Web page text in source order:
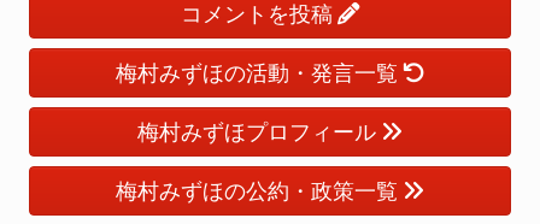
コメントを投稿
梅村みずほの活動・発言一覧
梅村みずほプロフィール
梅村みずほの公約・政策一覧